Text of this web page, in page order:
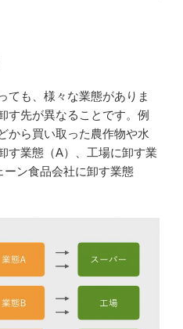
ても、様々な業態がありま
す先が異なることです。例
から買い取った農作物や水
す業態（A）、工場に卸す業
ン食品会社に卸す業態